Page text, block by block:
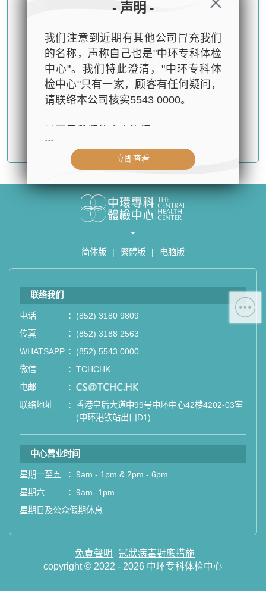
简体版 | 繁體版 | 电脑版
联络我们
电话 ： (852) 3180 9809
传真
： (852) 3188 2563
WHATSAPP ： (852) 5543 0000
微信
： TCHCHK
电邮
： email
联络地址
： 香港皇后大道中99号中环中心42楼4202-03室
(中环港铁站出口D1)
中心营业时间
星期一至五 ： 9am - 1pm & 2pm - 6pm
星期六
： 9am- 1pm
星期日及公众假期休息
免責聲明
冠狀病毒對應措施
copyright © 2022 - 2026 中环专科体检中心
- 声明 -
我们注意到近期有其他公司冒充我们
的名称，声称自己也是"中环专科体检
中心"。我们特此澄清，"中环专科体
检中心"只有一家，顾客有任何疑问，
请联络本公司核实5543 0000。
- 公司名称：中环专科体检中心（The
- 地址：香港皇后大道中99号中环中
心42楼4203室（中环港铁站出口
- WhatsApp：(852) 5543 0000
- 电子邮箱：cs@tchc.hk
“中环专科体检中心”致力为关注健康
人士提供尊尚而优质的体检服务，一
站式进行全方位检查。
祝您健康愉快！
...
立即查看